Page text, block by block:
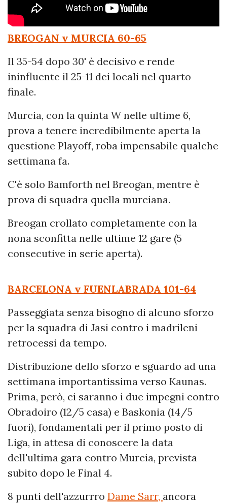
BREOGAN v MURCIA 60-65
Il 35-54 dopo 30' è decisivo e rende
ininfluente il 25-11 dei locali nel quarto
finale.
Murcia, con la quinta W nelle ultime 6,
prova a tenere incredibilmente aperta la
questione Playoff, roba impensabile qualche
settimana fa.
C'è solo Bamforth nel Breogan, mentre è
prova di squadra quella murciana.
Breogan crollato completamente con la
nona sconfitta nelle ultime 12 gare (5
consecutive in serie aperta).
BARCELONA v FUENLABRADA 101-64
Passeggiata senza bisogno di alcuno sforzo
per la squadra di Jasi contro i madrileni
retrocessi da tempo.
Distribuzione dello sforzo e sguardo ad una
settimana importantissima verso Kaunas.
Prima, però, ci saranno i due impegni contro
Obradoiro (12/5 casa) e Baskonia (14/5
fuori), fondamentali per il primo posto di
Liga, in attesa di conoscere la data
dell'ultima gara contro Murcia, prevista
subito dopo le Final 4.
8 punti dell'azzurrro Dame Sarr, ancora